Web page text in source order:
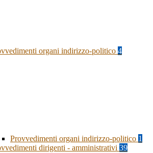
organi indirizzo-politico 4
Provvedimenti organi indirizzo-politico 1
dirigenti - amministrativi 39